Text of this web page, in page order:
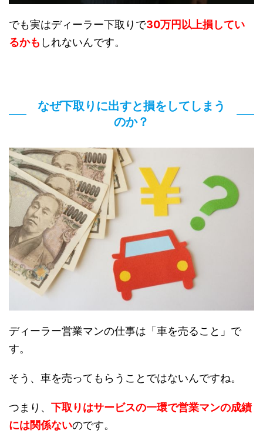
でも実はディーラー下取りで30万円以上損してい
るかも しれないんです。
なぜ下取りに出すと損をしてしまう
のか？
ディーラー営業マンの仕事は「車を売ること」で
す。
そう、車を売ってもらうことではないんですね。
つまり、 下取りはサービスの一環で営業マンの成績
には関係ないのです。